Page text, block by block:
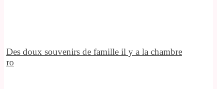
Des doux souvenirs de famille il y a la chambre
ro